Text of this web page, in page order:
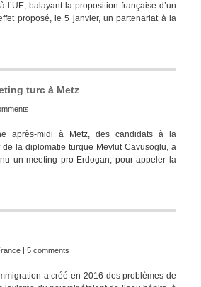
l’UE, balayant la proposition française d’un
proposé, le 5 janvier, un partenariat à la
turc à Metz
après-midi à Metz, des candidats à la
la diplomatie turque Mevlut Cavusoglu, a
un meeting pro-Erdogan, pour appeler la
| 5 comments
a créé en 2016 des problèmes de